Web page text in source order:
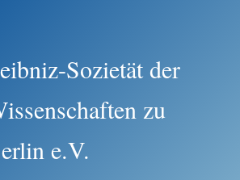
Sozietät der
zu
e.V.